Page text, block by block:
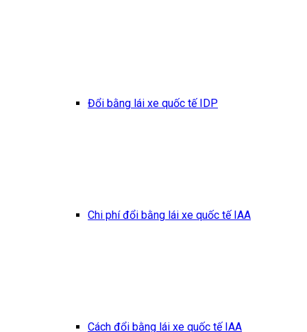
Đổi bằng lái xe quốc tế IDP
Chi phí đổi bằng lái xe quốc tế IAA
Cách đổi bằng lái xe quốc tế IAA